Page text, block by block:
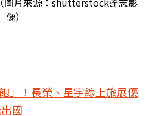
像）
」！長榮、星宇線上旅展優
國